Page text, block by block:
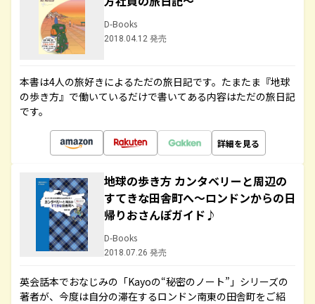
D-Books
2018.04.12 発売
本書は4人の旅好きによるただの旅日記です。たまたま『地球
の歩き方』で働いているだけで書いてある内容はただの旅日記
です。
詳細を見る
地球の歩き方 カンタベリーと周辺の
すてきな田舎町へ～ロンドンからの日
帰りおさんぽガイド♪
D-Books
2018.07.26 発売
英会話本でおなじみの「Kayoの“秘密のノート”」シリーズの
著者が、今度は自分の滞在するロンドン南東の田舎町をご紹